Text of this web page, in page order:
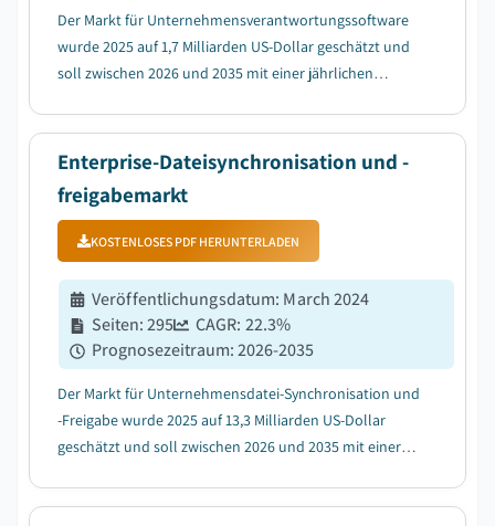
Der Markt für Unternehmensverantwortungssoftware
wurde 2025 auf 1,7 Milliarden US-Dollar geschätzt und
soll zwischen 2026 und 2035 mit einer jährlichen
Effizienzsteigerung bei der Berichterstattung....
Enterprise-Dateisynchronisation und -
freigabemarkt
KOSTENLOSES PDF HERUNTERLADEN
Veröffentlichungsdatum: March 2024
Seiten:295 CAGR: 22.3%
Prognosezeitraum:2026-2035
Der Markt für Unternehmensdatei-Synchronisation und
-Freigabe wurde 2025 auf 13,3 Milliarden US-Dollar
geschätzt und soll zwischen 2026 und 2035 mit einer